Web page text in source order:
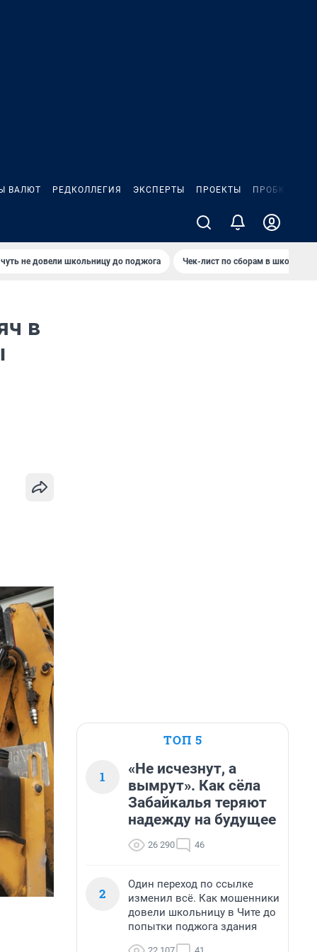
ВАЛЮТ РЕДКОЛЛЕГИЯ ЭКСПЕРТЫ ПРОЕКТЫ ПРОБКИ
не довели школьницу до поджога Чек-лист по сборам в школу в
в
ТОП 5
1
«Не исчезнут, а
вымрут». Как сёла
Забайкалья теряют
надежду на будущее
26 290 46
2
Один переход по ссылке
изменил всё. Как мошенники
довели школьницу в Чите до
попытки поджога здания